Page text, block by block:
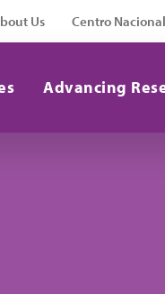
Us Centro
Advancing